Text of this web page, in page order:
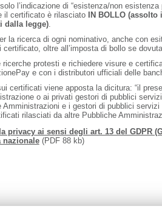
l’indicazione di “esistenza/non
il certificato è rilasciato IN BOLLO
dalla legge).
la ricerca di ogni nominativo, anche con
oltre all’imposta di bollo se dovuta.
ricerche protesti e richiedere visure e
e con i distributori ufficiali delle
certificati viene apposta la dicitura: “il
o ai privati gestori di pubblici
Amministrazioni e i gestori di pubblici
rilasciati da altre Pubbliche
privacy ai sensi degli art. 13 del GDPR
nazionale(PDF 88 kb)